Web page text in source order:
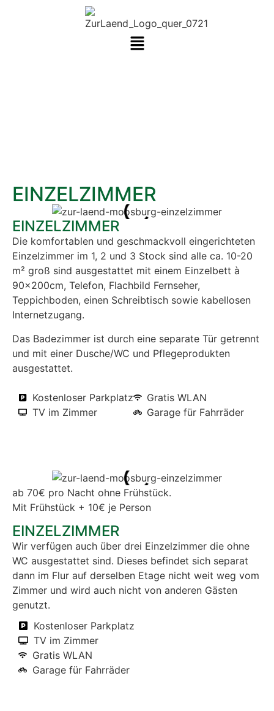
EINZELZIMMER
EINZELZIMMER
Die komfortablen und geschmackvoll eingerichteten
Einzelzimmer im 1, 2 und 3 Stock sind alle ca. 10-20
m² groß sind ausgestattet mit einem Einzelbett à
90x200cm, Telefon, Flachbild Fernseher,
Teppichboden, einen Schreibtisch sowie kabellosen
Internetzugang.
Das Badezimmer ist durch eine separate Tür getrennt
und mit einer Dusche/WC und Pflegeprodukten
ausgestattet.
Kostenloser Parkplatz
TV im Zimmer
Gratis WLAN
Garage für Fahrräder
ab 70€ pro Nacht ohne Frühstück.
Mit Frühstück + 10€ je Person
EINZELZIMMER
Wir verfügen auch über drei Einzelzimmer die ohne
WC ausgestattet sind. Dieses befindet sich separat
dann im Flur auf derselben Etage nicht weit weg vom
Zimmer und wird auch nicht von anderen Gästen
genutzt.
Kostenloser Parkplatz
TV im Zimmer
Gratis WLAN
Garage für Fahrräder